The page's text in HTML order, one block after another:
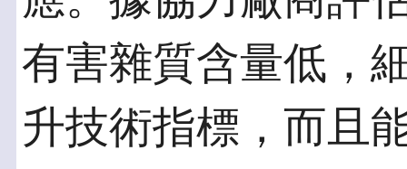
有害雜質含量低，
升技術指標，而且